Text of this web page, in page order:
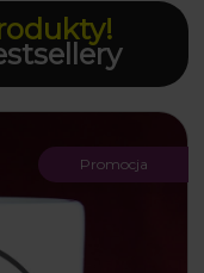
Promocja